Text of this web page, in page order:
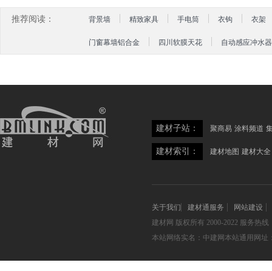
推荐阅读： 背景墙 精致家具 手电筒 衣钩 衣架
门窗幕墙铝合金 四川软膜天花 自动感应冲水器
建材子站： 聚商易 涂料频道
建材索引： 建材地图 建材大全
关于我们 建材通服务
网站建设
建材网 版权所有 2000-2022 服务热线
本站网络实名：中建网本站通用网址